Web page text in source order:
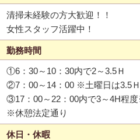
清掃未経験の方大歓迎！！
女性スタッフ活躍中！
勤務時間
①6：30～10：30内で2～3.5Ｈ
②7：00～14：00 ※土曜日は3.5Ｈ
③17：00～22：00内で3～4H程
※休憩法定通り
休日・休暇